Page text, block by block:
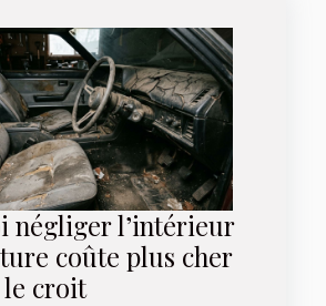
négliger l’intérieur
coûte plus cher
le croit